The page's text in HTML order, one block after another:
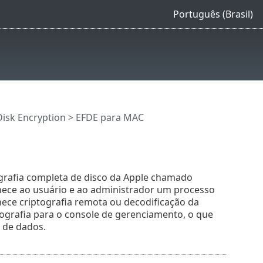
Português (Brasil)
Encryption > EFDE para MAC
completa de disco da Apple chamado
ao usuário e ao administrador um processo
criptografia remota ou decodificação da
para o console de gerenciamento, o que
dados.